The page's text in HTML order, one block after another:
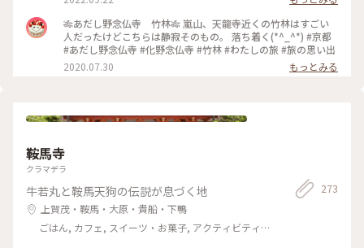
🎋あだし野念仏寺 竹林🎋 嵐山、天龍寺近くの竹林はすごい
人だったけどこちらは静寂そのもの。 落ち着く(*^_^*) #京都
#あだし野念仏寺 #化野念仏寺 #竹林 #わたしの旅 #旅の思い出
2020.07.30
もっとみる
鞍馬寺
クラマデラ
牛若丸と鞍馬天狗の伝説が息づく地
上賀茂・鞍馬・大原・貴船・下鴨
ごはん, カフェ, スイーツ・お菓子, アクティビティ・
273